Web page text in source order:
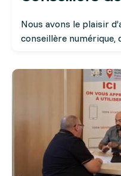
Nous avons le plaisir
conseillère numérique,